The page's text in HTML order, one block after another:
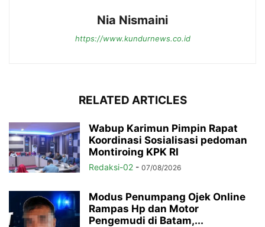
Nia Nismaini
https://www.kundurnews.co.id
RELATED ARTICLES
Wabup Karimun Pimpin Rapat
Koordinasi Sosialisasi pedoman
Montiroing KPK RI
Redaksi-02 - 07/08/2026
Modus Penumpang Ojek Online
Rampas Hp dan Motor
Pengemudi di Batam,...